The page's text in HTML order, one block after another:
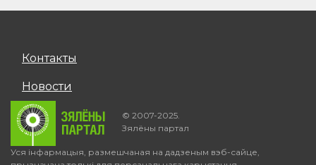
Контакты
Новости
© 2007-2025.
Зялёны партал
Уся інфармацыя, размешчаная на дадзеным вэб-сайце,